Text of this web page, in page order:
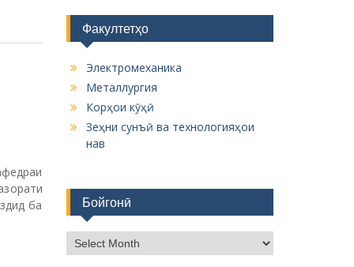
ба
Факултетҳо
Электромеханика
Металлургия
Корҳои кӯҳӣ
Зеҳни сунъӣ ва технологияҳои
нав
Бойгонӣ
о